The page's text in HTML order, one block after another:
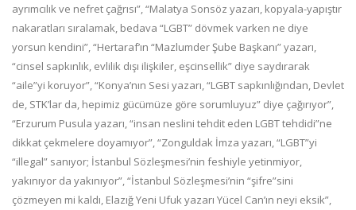
ayrımcılık ve nefret çağrısı”, “Malatya Sonsöz yazarı, kopyala-yapıştır
nakaratları sıralamak, bedava “LGBT” dövmek varken ne diye
yorsun kendini”, “Hertaraf’ın “Mazlumder Şube Başkanı” yazarı,
“cinsel sapkınlık, evlilik dışı ilişkiler, eşcinsellik” diye saydırarak
“aile”yi koruyor”, “Konya’nın Sesi yazarı, “LGBT sapkınlığından, Devlet
de, STK’lar da, hepimiz gücümüze göre sorumluyuz” diye çağırıyor”,
“Erzurum Pusula yazarı, “insan neslini tehdit eden LGBT tehdidi”ne
dikkat çekmelere doyamıyor”, “Zonguldak İmza yazarı, “LGBT”yi
“illegal” sanıyor; İstanbul Sözleşmesi’nin feshiyle yetinmiyor,
yakınıyor da yakınıyor”, “İstanbul Sözleşmesi’nin “şifre”sini
çözmeyen mi kaldı, Elazığ Yeni Ufuk yazarı Yücel Can’ın neyi eksik”,